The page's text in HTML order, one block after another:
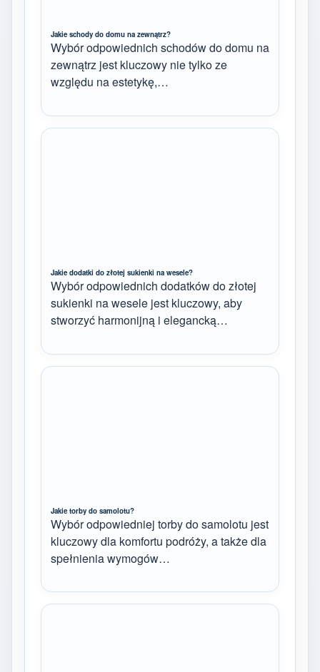
Jakie schody do domu na zewnątrz?
Wybór odpowiednich schodów do domu na
zewnątrz jest kluczowy nie tylko ze
względu na estetykę,…
Jakie dodatki do złotej sukienki na wesele?
Wybór odpowiednich dodatków do złotej
sukienki na wesele jest kluczowy, aby
stworzyć harmonijną i elegancką…
Jakie torby do samolotu?
Wybór odpowiedniej torby do samolotu jest
kluczowy dla komfortu podróży, a także dla
spełnienia wymogów…